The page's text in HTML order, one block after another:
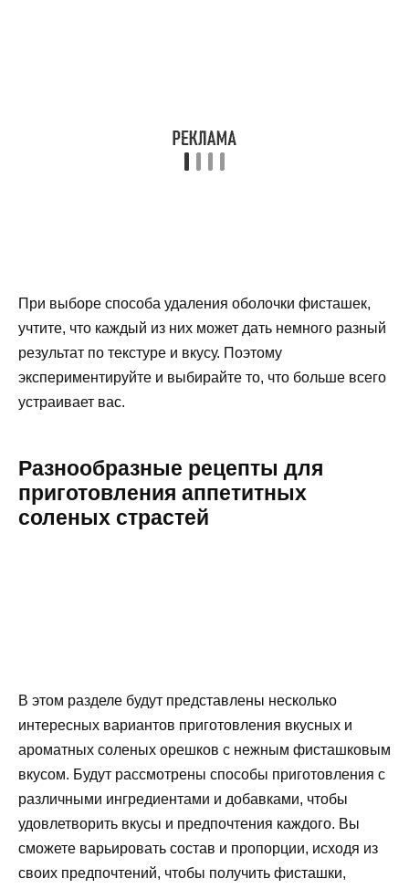
При выборе способа удаления оболочки фисташек,
учтите, что каждый из них может дать немного разный
результат по текстуре и вкусу. Поэтому
экспериментируйте и выбирайте то, что больше всего
устраивает вас.
Разнообразные рецепты для
приготовления аппетитных
соленых страстей
В этом разделе будут представлены несколько
интересных вариантов приготовления вкусных и
ароматных соленых орешков с нежным фисташковым
вкусом. Будут рассмотрены способы приготовления с
различными ингредиентами и добавками, чтобы
удовлетворить вкусы и предпочтения каждого. Вы
сможете варьировать состав и пропорции, исходя из
своих предпочтений, чтобы получить фисташки,